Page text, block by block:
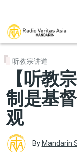
听教宗讲道
【听教
制是基
观
By Mandarin